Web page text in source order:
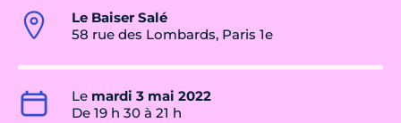
Le Baiser Salé
58 rue des Lombards, Paris 1e
Le mardi 3 mai 2022
De 19 h 30 à 21 h